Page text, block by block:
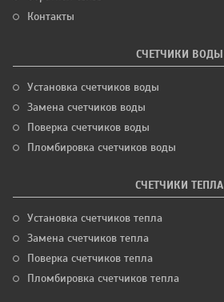
Контакты
СЧЕТЧИКИ ВОДЫ
Установка счетчиков воды
Замена счетчиков воды
Поверка счетчиков воды
Пломбировка счетчиков воды
СЧЕТЧИКИ ТЕПЛА
Установка счетчиков тепла
Замена счетчиков тепла
Поверка счетчиков тепла
Пломбировка счетчиков тепла